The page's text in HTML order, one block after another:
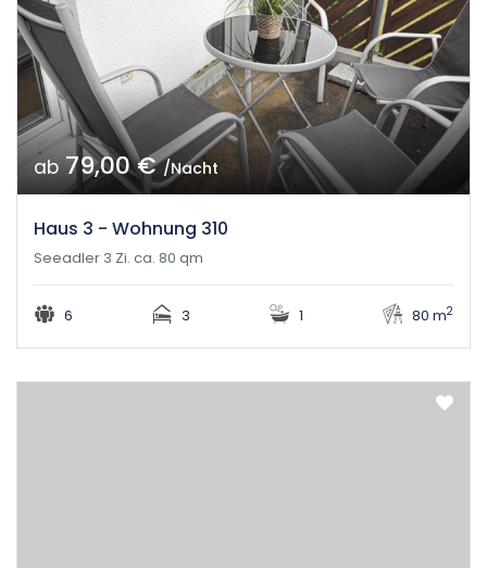
ab79,00 €/Nacht
Haus 3 - Wohnung 310
Seeadler 3 Zi. ca. 80 qm
6 3 1 80 m2